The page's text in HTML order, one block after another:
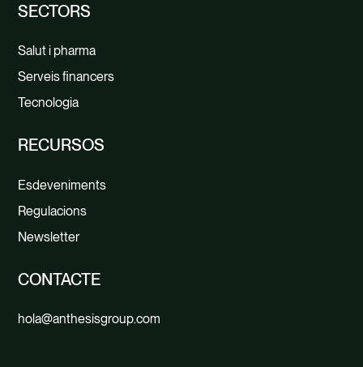
SECTORS
Salut i pharma
Serveis financers
Tecnologia
RECURSOS
Esdeveniments
Regulacions
Newsletter
CONTACTE
hola@anthesisgroup.com